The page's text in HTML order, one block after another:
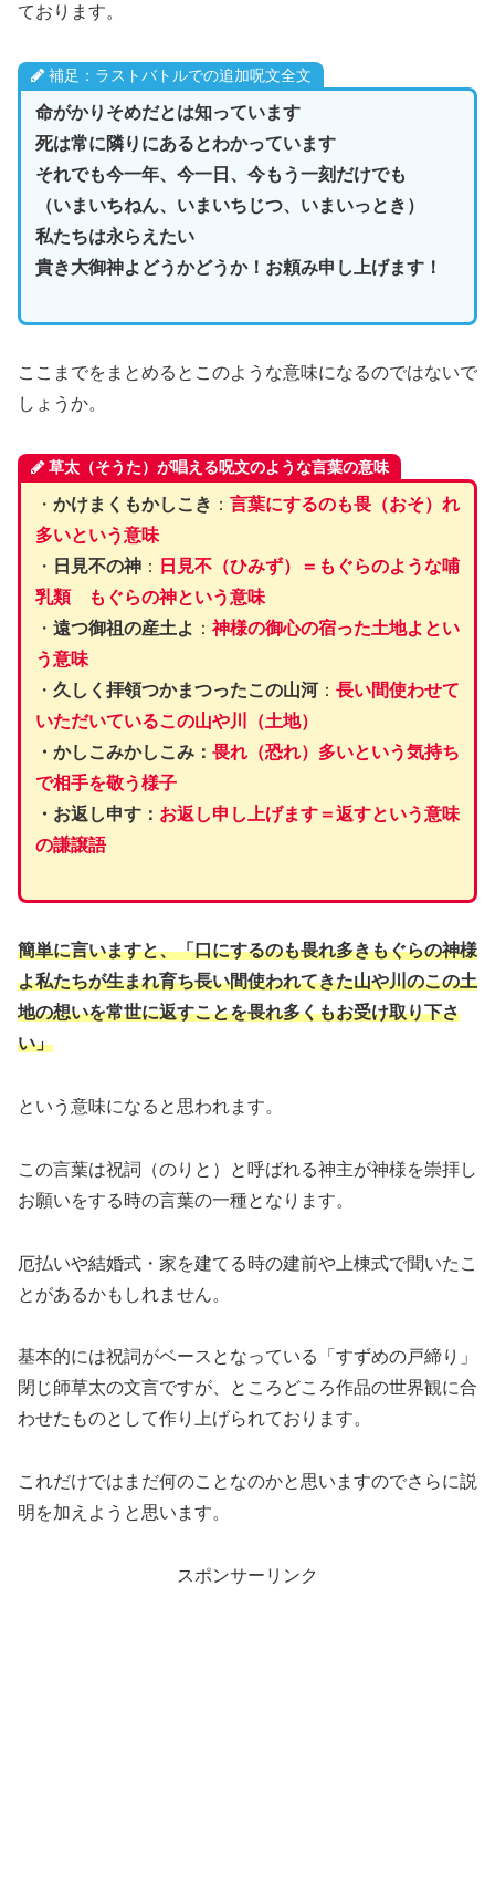
ております。
補足：ラストバトルでの追加呪文全文
命がかりそめだとは知っています
死は常に隣りにあるとわかっています
それでも今一年、今一日、今もう一刻だけでも
（いまいちねん、いまいちじつ、いまいっとき）
私たちは永らえたい
貴き大御神よどうかどうか！お頼み申し上げます！
ここまでをまとめるとこのような意味になるのではないで
しょうか。
草太（そうた）が唱える呪文のような言葉の意味
・ かけまくもかしこき ： 言葉にするのも畏（おそ）れ
多いという意味
・ 日見不の神： 日見不（ひみず）＝もぐらのような哺
乳類もぐらの神という意味
・ 遠つ御祖の産土よ ：神様の御心の宿った土地よとい
う意味
・ 久しく拝領つかまつったこの山河： 長い間使わせて
いただいているこの山や川（土地）
・かしこみかしこみ： 畏れ（恐れ）多いという気持ち
で相手を敬う様子
・お返し申す： お返し申し上げます＝返すという意味
の謙譲語
簡単に言いますと、「口にするのも畏れ多きもぐらの神様
よ私たちが生まれ育ち長い間使われてきた山や川のこの土
地の想いを常世に返すことを畏れ多くもお受け取り下さ
い」
という意味になると思われます。
この言葉は祝詞（のりと）と呼ばれる神主が神様を崇拝し
お願いをする時の言葉の一種となります。
厄払いや結婚式・家を建てる時の建前や上棟式で聞いたこ
とがあるかもしれません。
基本的には祝詞がベースとなっている「すずめの戸締り」
閉じ師草太の文言ですが、ところどころ作品の世界観に合
わせたものとして作り上げられております。
これだけではまだ何のことなのかと思いますのでさらに説
明を加えようと思います。
スポンサーリンク